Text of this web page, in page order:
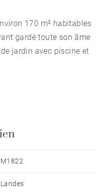
170 m² habitables
gardé toute son âme
jardin avec piscine et
poutres apparentes
cuisine équipée avec
les combles. Toiture
m², garage 40 m²,
M1822
Landes